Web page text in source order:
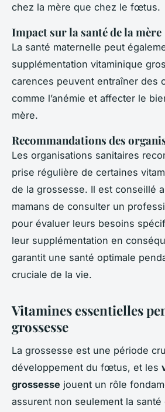
chez la mère que chez le fœtus.
Impact sur la santé de la mère
La santé maternelle peut
supplémentation vitaminique
carences peuvent entraîner des
comme l’anémie et affecter le
mère.
Recommandations des
Les organisations sanitaires
prise régulière de certaines
de la grossesse. Il est conseillé
mamans de consulter un
pour évaluer leurs besoins
leur supplémentation en
garantit une santé optimale
cruciale de la vie.
Vitamines essentielles
grossesse
La grossesse est une période
développement du fœtus, et les
grossesse jouent un rôle
assurent non seulement la santé